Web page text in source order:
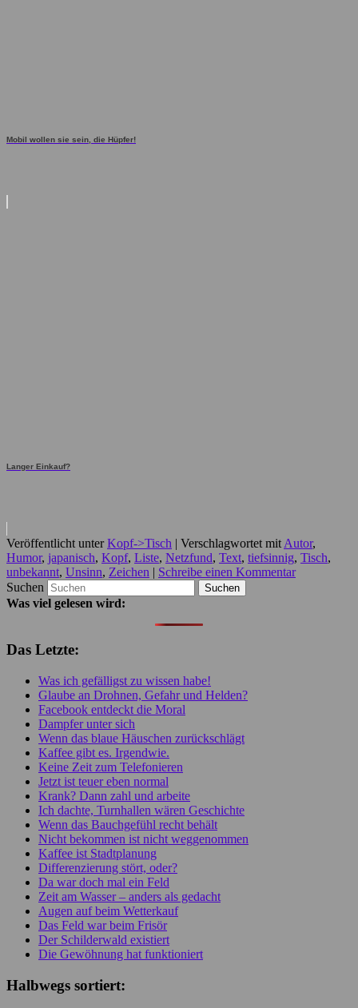
Mobil wollen sie sein, die Hüpfer!
Langer Einkauf?
Veröffentlicht unter Kopf->Tisch | Verschlagwortet mit Autor,
Humor, japanisch, Kopf, Liste, Netzfund, Text, tiefsinnig, Tisch,
unbekannt, Unsinn, Zeichen | Schreibe einen Kommentar
Suchen
Was viel gelesen wird:
Das Letzte:
Was ich gefälligst zu wissen habe!
Glaube an Drohnen, Gefahr und Helden?
Facebook entdeckt die Moral
Dampfer unter sich
Wenn das blaue Häuschen zurückschlägt
Kaffee gibt es. Irgendwie.
Keine Zeit zum Telefonieren
Jetzt ist teuer eben normal
Krank? Dann zahl und arbeite
Ich dachte, Turnhallen wären Geschichte
Wenn das Bauchgefühl recht behält
Nicht bekommen ist nicht weggenommen
Kaffee ist Stadtplanung
Differenzierung stört, oder?
Da war doch mal ein Feld
Zeit am Wasser – anders als gedacht
Augen auf beim Wetterkauf
Das Feld war beim Frisör
Der Schilderwald existiert
Die Gewöhnung hat funktioniert
Halbwegs sortiert: